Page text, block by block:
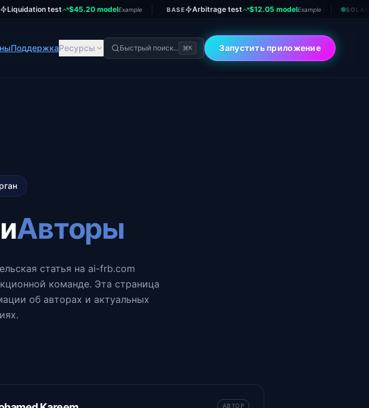
Liquidation test $45.20 modelExample BASE Arbitrage test $12.05 modelExample
ПоддержкаРесурсы Быстрый поиск... K Запустить приложение
Авторы
статья на ai-frb.com
команде. Эта страница
об авторах и актуальных
АВТОР